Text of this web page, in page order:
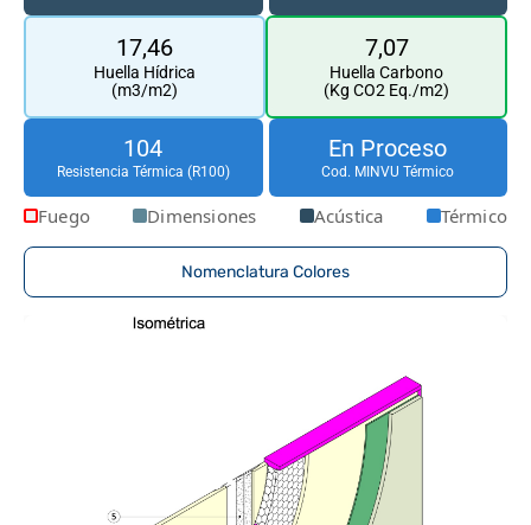
17,46
Huella Hídrica
(m3/m2)
7,07
Huella Carbono
(Kg CO2 Eq./m2)
104
Resistencia Térmica (R100)
En Proceso
Cod. MINVU Térmico
Fuego Dimensiones Acústica Térmico
Nomenclatura Colores